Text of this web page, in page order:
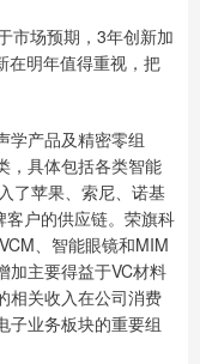
场预期，3年创新加
在明年值得重视，把
产品及精密零组
，具体包括各类智能
了苹果、索尼、诺基
户的供应链。荣旗科
、智能眼镜和MIM
加主要得益于VC材料
相关收入在公司消费
子业务板块的重要组